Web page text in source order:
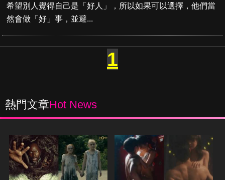
希望別人覺得自己是「好人」，所以如果可以選擇，他們當
然會做「好」事，並避...
1
熱門文章Hot News